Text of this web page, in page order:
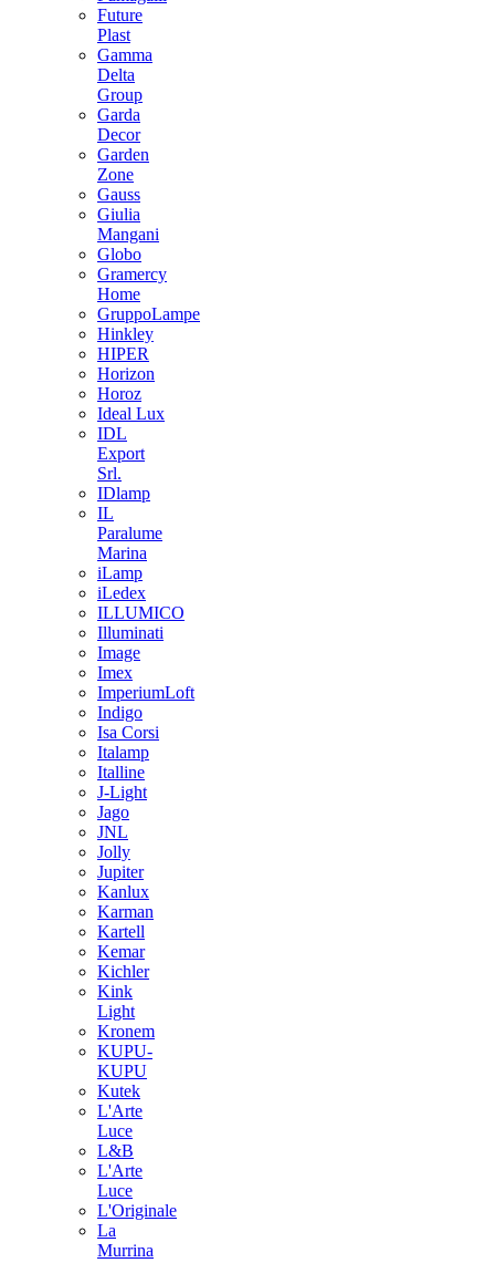
Future
Plast
Gamma
Delta
Group
Garda
Decor
Garden
Zone
Gauss
Giulia
Mangani
Globo
Gramercy
Home
GruppoLampe
Hinkley
HIPER
Horizon
Horoz
Ideal Lux
IDL
Export
Srl.
IDlamp
IL
Paralume
Marina
iLamp
iLedex
ILLUMICO
Illuminati
Image
Imex
ImperiumLoft
Indigo
Isa Corsi
Italamp
Italline
J-Light
Jago
JNL
Jolly
Jupiter
Kanlux
Karman
Kartell
Kemar
Kichler
Kink
Light
Kronem
KUPU-
KUPU
Kutek
L'Arte
Luce
L&B
L'Arte
Luce
L'Originale
La
Murrina